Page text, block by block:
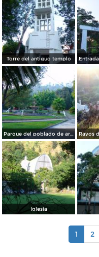
Torre del antiguo templo
Parque del poblado de arriba
Iglesia
1 2